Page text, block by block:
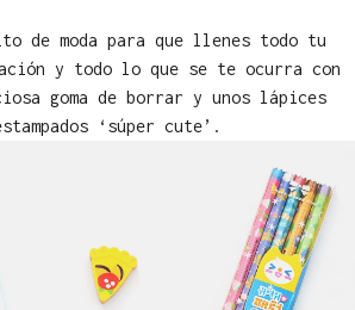
de moda para que llenes todo tu
y todo lo que se te ocurra con
goma de borrar y unos lápices
‘súper cute’.